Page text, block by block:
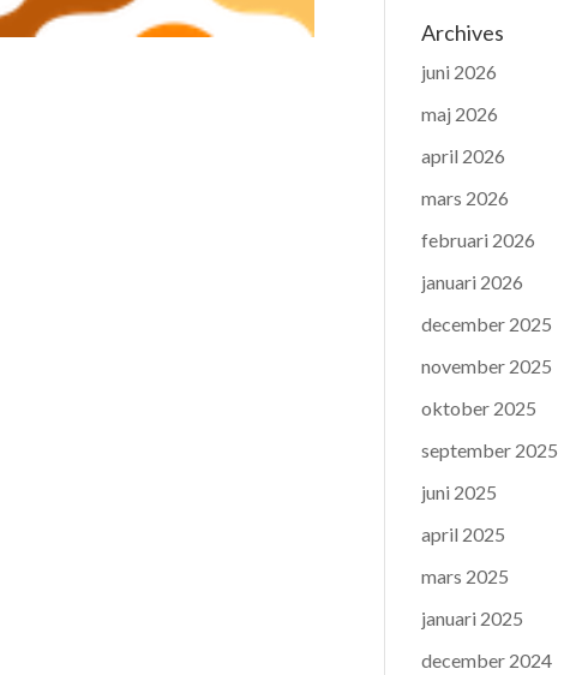
Archives
juni 2026
maj 2026
april 2026
mars 2026
februari 2026
januari 2026
december 2025
november 2025
oktober 2025
september 2025
juni 2025
april 2025
mars 2025
januari 2025
december 2024